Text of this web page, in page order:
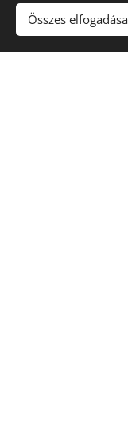
Összes elfogadása